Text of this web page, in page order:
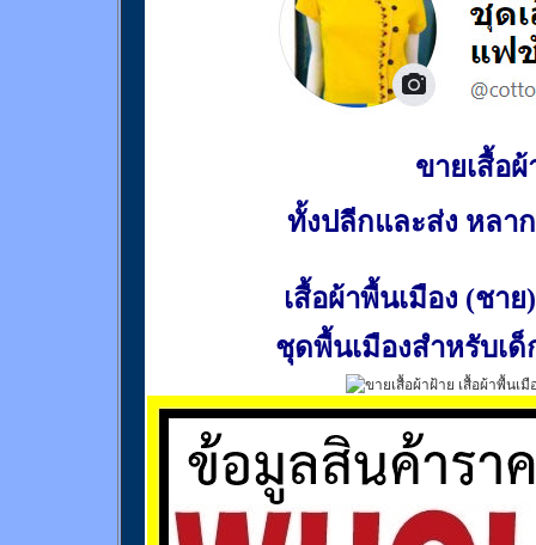
ขายเสื้อผ้
ทั้งปลีกและส่ง หลา
เสื้อผ้าพื้นเมือง (ชาย)
ชุดพื้นเมืองสำหรับเด็